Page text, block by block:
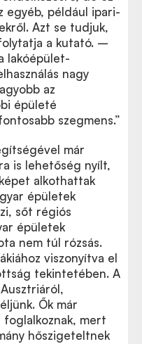
egyéb, például ipari-
Azt se tudjuk,
a kutató. –
lakóépület-
nagy
az
épületé
szegmens.”
már
is lehetőség nyílt,
alkothattak
épületek
sőt régiós
épületek
nem túl rózsás.
viszonyítva el
tekintetében. A
Ők már
foglalkoznak, mert
hőszigeteltnek